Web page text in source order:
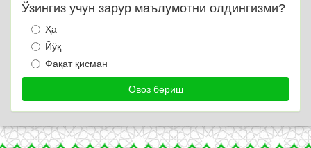
Ўзингиз учун зарур маълумотни олдингизми?
Ҳа
Йўқ
Фақат қисман